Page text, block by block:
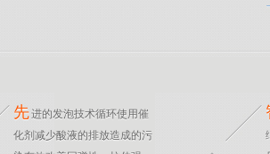
先进的发泡技术循环使用催
化剂减少酸液的排放造成的污